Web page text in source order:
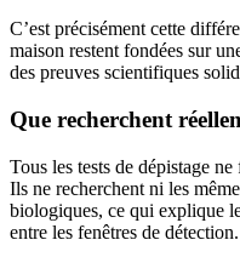
C’est précisément cette
maison restent fondées sur
des preuves scientifiques
Que recherchent
Tous les tests de dépistage
Ils ne recherchent ni les
biologiques, ce qui explique
entre les fenêtres de détection.